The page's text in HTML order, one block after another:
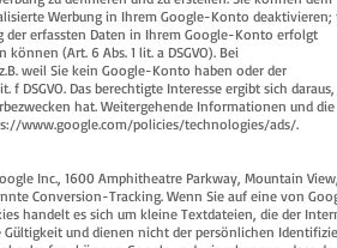
Werbung in Ihrem Google-Konto deaktivieren;
der erfassten Daten in Ihrem Google-Konto erfolgt
(Art. 6 Abs. 1 lit. a DSGVO). Bei
weil Sie kein Google-Konto haben oder der
DSGVO. Das berechtigte Interesse ergibt sich daraus,
hat. Weitergehende Informationen und die
www.google.com/policies/technologies/ads/.
Inc., 1600 Amphitheatre Parkway, Mountain
Conversion-Tracking. Wenn Sie auf eine von
handelt es sich um kleine Textdateien, die der
Gültigkeit und dienen nicht der persönlichen